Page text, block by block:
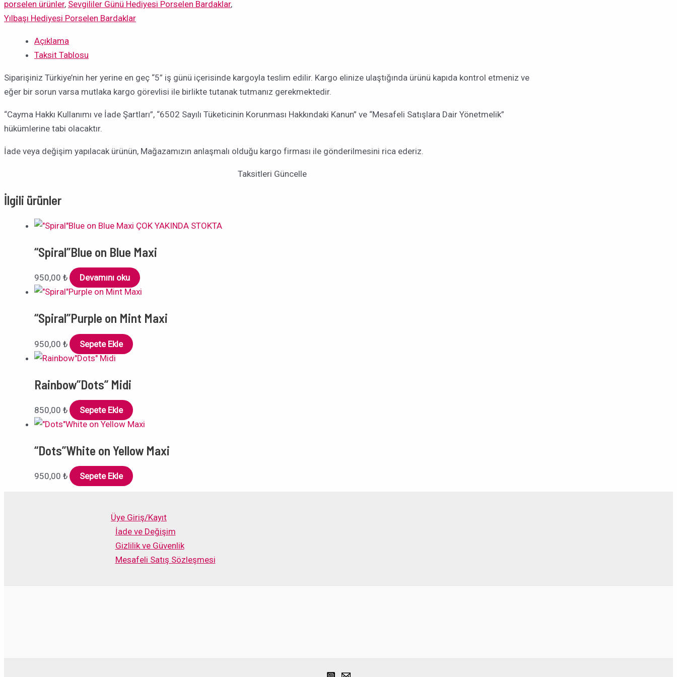
porselen ürünler, Sevgililer Günü Hediyesi Porselen Bardaklar,
Yılbaşı Hediyesi Porselen Bardaklar
Açıklama
Taksit Tablosu
Siparişiniz Türkiye’nin her yerine en geç “5” iş günü içerisinde kargoyla teslim edilir. Kargo elinize ulaştığında ürünü kapıda kontrol etmeniz ve
eğer bir sorun varsa mutlaka kargo görevlisi ile birlikte tutanak tutmanız gerekmektedir.
“Cayma Hakkı Kullanımı ve İade Şartları”, “6502 Sayılı Tüketicinin Korunması Hakkındaki Kanun” ve “Mesafeli Satışlara Dair Yönetmelik”
hükümlerine tabi olacaktır.
İade veya değişim yapılacak ürünün, Mağazamızın anlaşmalı olduğu kargo firması ile gönderilmesini rica ederiz.
Taksitleri Güncelle
İlgili ürünler
ÇOK YAKINDA STOKTA
“Spiral”Blue on Blue Maxi
950,00 ₺ Devamını oku
“Spiral”Purple on Mint Maxi
950,00 ₺ Sepete Ekle
Rainbow”Dots” Midi
850,00 ₺ Sepete Ekle
“Dots”White on Yellow Maxi
950,00 ₺ Sepete Ekle
Üye Giriş/Kayıt
İade ve Değişim
Gizlilik ve Güvenlik
Mesafeli Satış Sözleşmesi